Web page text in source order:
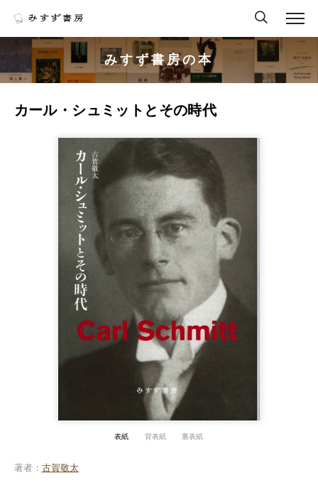
みすず書房の本
カール・シュミットとその時代
表紙 背表紙 裏表紙
著者 古賀敬太